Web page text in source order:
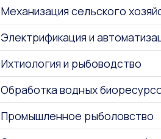
Механизация сельского
Электрификация и
Ихтиология и рыбоводство
Обработка водных
Промышленное рыболовство